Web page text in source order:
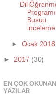
Dil
Programı
Busuu
İnceleme
►Ocak 2018
► 2017 (30)
EN ÇOK OKUNAN
YAZILAR